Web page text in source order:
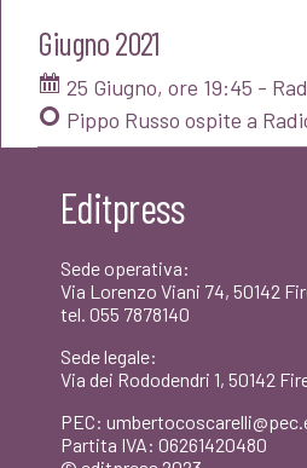
Giugno 2021
25 Giugno, ore 19:45 -
Pippo Russo ospite a
Editpress
Sede operativa:
Via Lorenzo Viani 74, 50142
tel. 055 7878140
Sede legale:
Via dei Rododendri 1, 50142
PEC:
Partita IVA: 06261420480